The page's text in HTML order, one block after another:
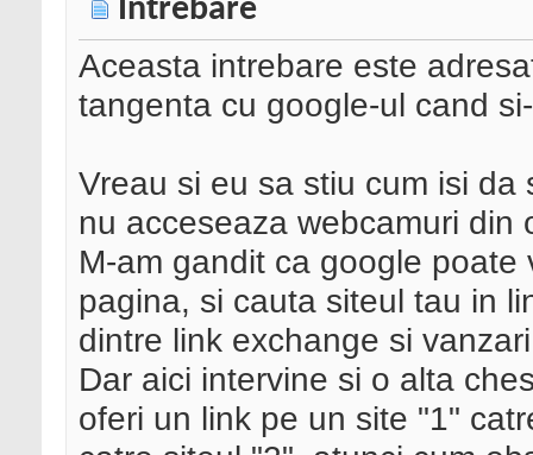
Intrebare
Aceasta intrebare este
tangenta cu google-ul cand
Vreau si eu sa stiu cum isi
nu acceseaza webcamuri din
M-am gandit ca google
pagina, si cauta siteul tau in
dintre link exchange si
Dar aici intervine si o alta
oferi un link pe un site "1"